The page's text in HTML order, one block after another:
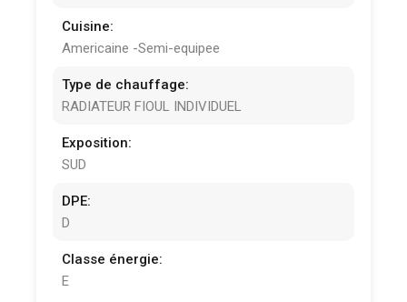
Cuisine:
Americaine -Semi-equipee
Type de chauffage:
RADIATEUR FIOUL INDIVIDUEL
Exposition:
SUD
DPE:
D
Classe énergie:
E